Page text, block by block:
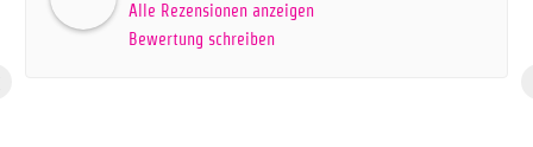
Alle Rezensionen anzeigen
Bewertung schreiben